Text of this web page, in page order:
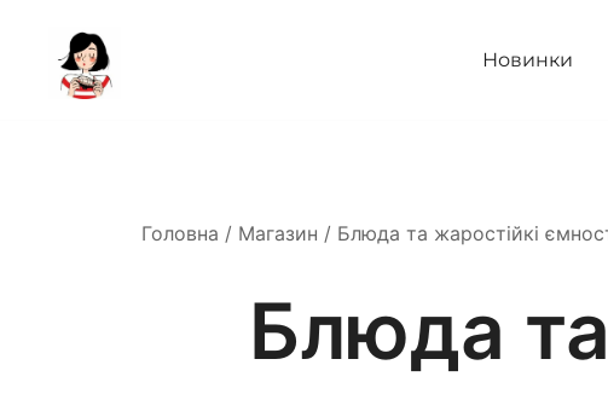
вмісту
Новинки
Головна / Магазин / Блюда та жаростійкі
Блюда та